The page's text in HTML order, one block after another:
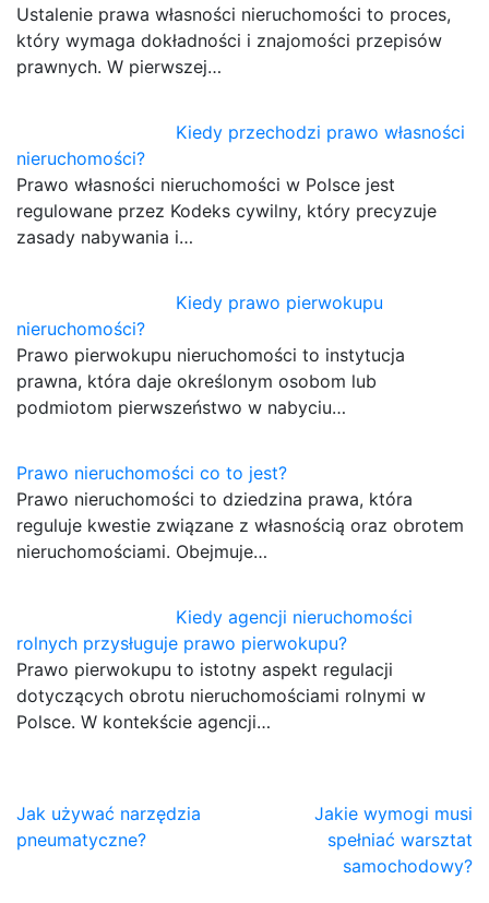
Ustalenie prawa własności nieruchomości to proces,
który wymaga dokładności i znajomości przepisów
prawnych. W pierwszej…
Kiedy przechodzi prawo własności
nieruchomości?
Prawo własności nieruchomości w Polsce jest
regulowane przez Kodeks cywilny, który precyzuje
zasady nabywania i…
Kiedy prawo pierwokupu
nieruchomości?
Prawo pierwokupu nieruchomości to instytucja
prawna, która daje określonym osobom lub
podmiotom pierwszeństwo w nabyciu…
Prawo nieruchomości co to jest?
Prawo nieruchomości to dziedzina prawa, która
reguluje kwestie związane z własnością oraz obrotem
nieruchomościami. Obejmuje…
Kiedy agencji nieruchomości
rolnych przysługuje prawo pierwokupu?
Prawo pierwokupu to istotny aspekt regulacji
dotyczących obrotu nieruchomościami rolnymi w
Polsce. W kontekście agencji…
Nawigacja
wpisu
Jak używać narzędzia
pneumatyczne?
Jakie wymogi musi
spełniać warsztat
samochodowy?